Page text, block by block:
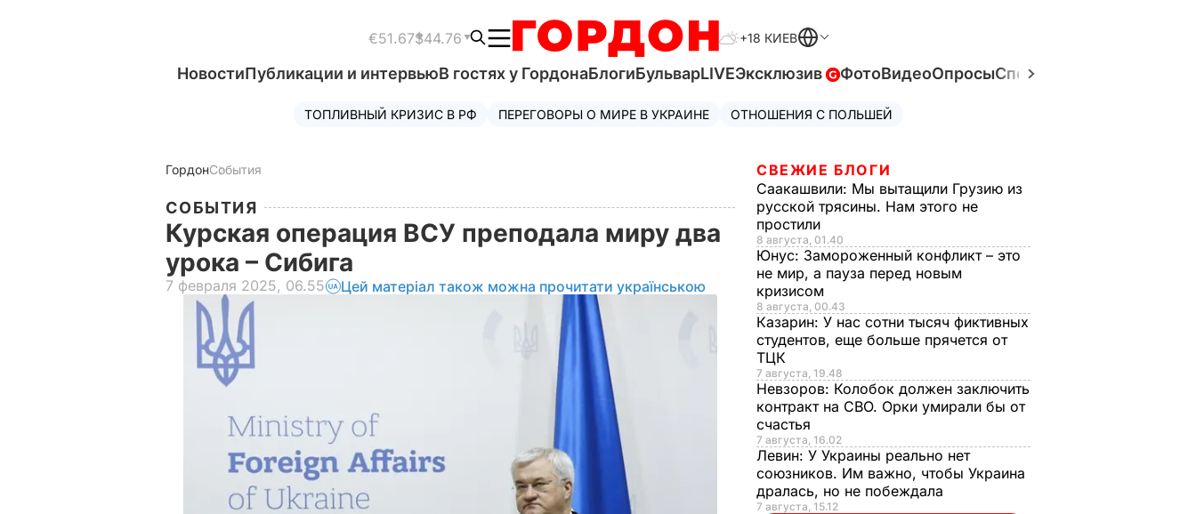
€51.67$44.76 +18 КИЕВ
НовостиПубликации и интервьюВ гостях у ГордонаБлогиБульварLIVEЭксклюзив ФотоВидеоОпросыСпецпроекты
ТОПЛИВНЫЙ КРИЗИС В РФ ПЕРЕГОВОРЫ О МИРЕ В УКРАИНЕ ОТНОШЕНИЯ С ПОЛЬШЕЙ
ГордонСобытия
СОБЫТИЯ
Курская операция ВСУ преподала миру два
урока – Сибига
7 февраля 2025, 06.55 Цей матеріал також можна прочитати українською
СВЕЖИЕ БЛОГИ
Саакашвили: Мы вытащили Грузию из
русской трясины. Нам этого не
простили
8 августа, 01.40
Юнус: Замороженный конфликт – это
не мир, а пауза перед новым
кризисом
8 августа, 00.43
Казарин: У нас сотни тысяч фиктивных
студентов, еще больше прячется от
ТЦК
7 августа, 19.48
Невзоров: Колобок должен заключить
контракт на СВО. Орки умирали бы от
счастья
7 августа, 16.02
Левин: У Украины реально нет
союзников. Им важно, чтобы Украина
дралась, но не побеждала
7 августа, 15.12